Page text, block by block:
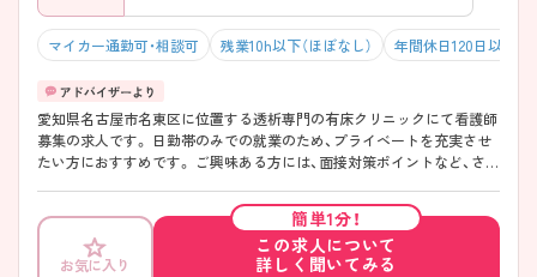
マイカー通勤可・相談可 残業10h以下（ほぼなし） 年間休日120日以上
愛知県名古屋市名東区に位置する透析専門の有床クリニックにて看護師
募集の求人です。 日勤帯のみでの就業のため、プライベートを充実させ
たい方におすすめです。 ご興味ある方には、面接対策ポイントなど、さら
お気に入り
簡単1分！
この求人について
詳しく聞いてみる